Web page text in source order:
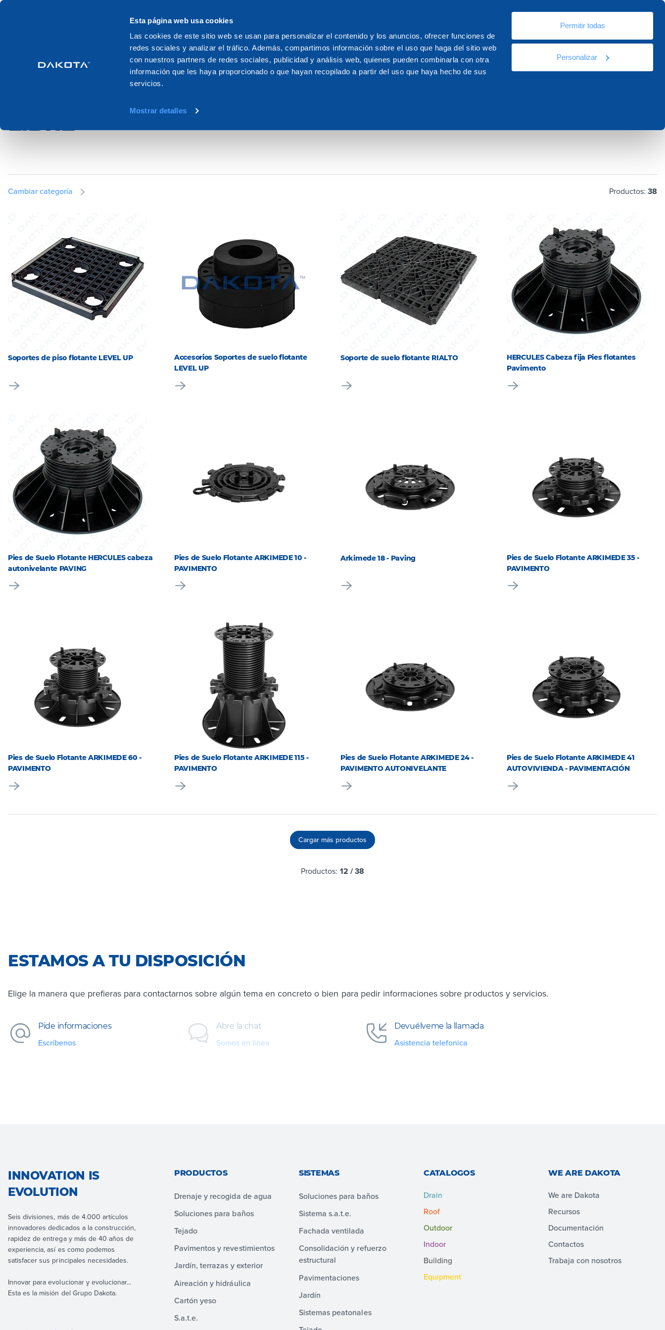
Esta página web usa cookies
Las cookies de este sitio web se usan para personalizar el contenido y los anuncios, ofrecer funciones de
redes sociales y analizar el tráfico. Además, compartimos información sobre el uso que haga del sitio web
con nuestros partners de redes sociales, publicidad y análisis web, quienes pueden combinarla con otra
información que les haya proporcionado o que hayan recopilado a partir del uso que haya hecho de sus
servicios.
Mostrar detalles
Permitir todas
Personalizar
Pies de suelo flotante al aire libre
PIES DE SUELO FLOTANTE AL AIRE
LIBRE
Cambiar categoría Productos: 38
Soportes de piso flotante LEVEL UP
Accesorios Soportes de suelo flotante
LEVEL UP
Soporte de suelo flotante RIALTO
HERCULES Cabeza fija Pies flotantes
Pavimento
Pies de Suelo Flotante HERCULES cabeza
autonivelante PAVING
Pies de Suelo Flotante ARKIMEDE 10 -
PAVIMENTO
Arkimede 18 - Paving
Pies de Suelo Flotante ARKIMEDE 35 -
PAVIMENTO
Pies de Suelo Flotante ARKIMEDE 60 -
PAVIMENTO
Pies de Suelo Flotante ARKIMEDE 115 -
PAVIMENTO
Pies de Suelo Flotante ARKIMEDE 24 -
PAVIMENTO AUTONIVELANTE
Pies de Suelo Flotante ARKIMEDE 41
AUTOVIVIENDA - PAVIMENTACIÓN
Cargar más productos
Productos: 12 /38
ESTAMOS A TU DISPOSICIÓN
Elige la manera que prefieras para contactarnos sobre algún tema en concreto o bien para pedir informaciones sobre productos y servicios.
Pide informaciones
Escríbenos
Abre la chat
Somos en linea
Devuélveme la llamada
Asistencia telefonica
INNOVATION IS
EVOLUTION
Seis divisiones, más de 4.000 artículos
innovadores dedicados a la construcción,
rapidez de entrega y más de 40 años de
experiencia, así es como podemos
satisfacer sus principales necesidades.
Innovar para evolucionar y evolucionar...
Esta es la misión del Grupo Dakota.
PRODUCTOS
Drenaje y recogida de agua
Soluciones para baños
Tejado
Pavimentos y revestimientos
Jardín, terrazas y exterior
Aireación y hidráulica
Cartón yeso
S.a.t.e.
SISTEMAS
Soluciones para baños
Sistema s.a.t.e.
Fachada ventilada
Consolidación y refuerzo
estructural
Pavimentaciones
Jardín
Sistemas peatonales
CATALOGOS
Drain
Roof
Outdoor
Indoor
Building
Equipment
WE ARE DAKOTA
We are Dakota
Recursos
Documentación
Contactos
Trabaja con nosotros